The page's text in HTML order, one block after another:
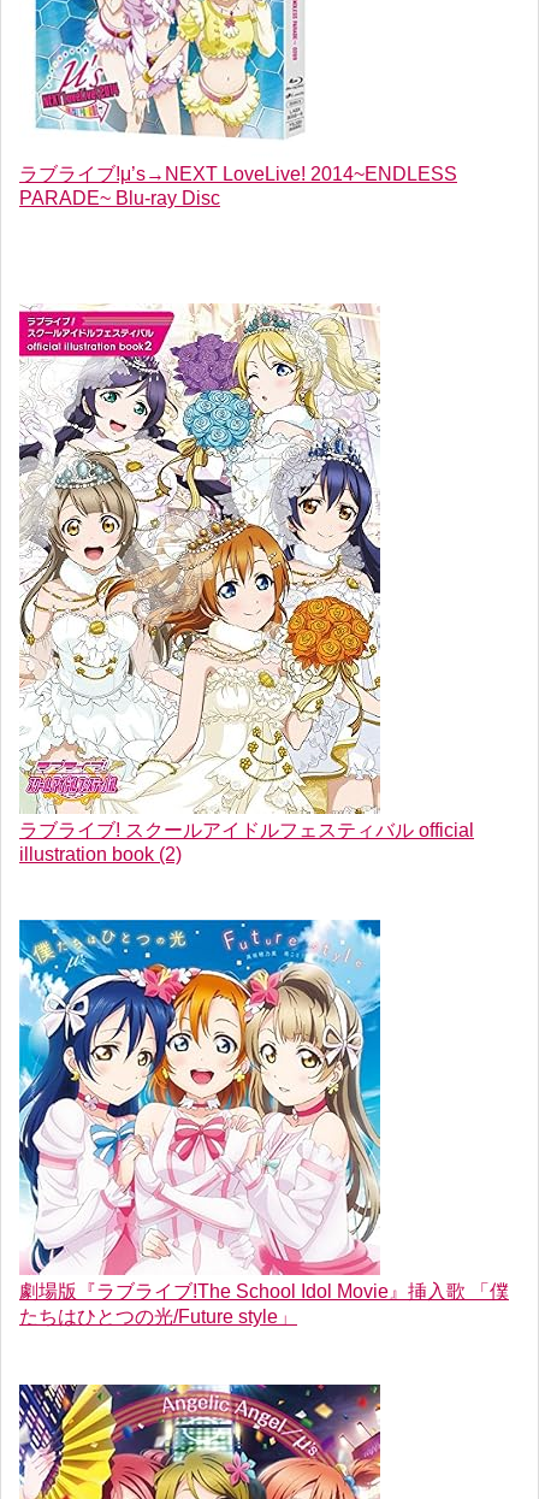
ラブライブ!μ’s→NEXT LoveLive! 2014~ENDLESS
PARADE~ Blu-ray Disc
ラブライブ! スクールアイドルフェスティバル official
illustration book (2)
劇場版『ラブライブ!The School Idol Movie』挿入歌 「僕
たちはひとつの光/Future style」